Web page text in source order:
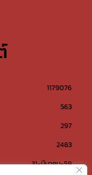
1179076
563
297
2483
31-มีนาคม-59